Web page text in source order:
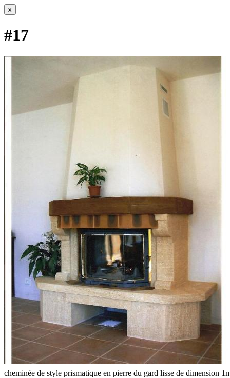
x
#17
cheminée de style prismatique en pierre du gard lisse de dimension